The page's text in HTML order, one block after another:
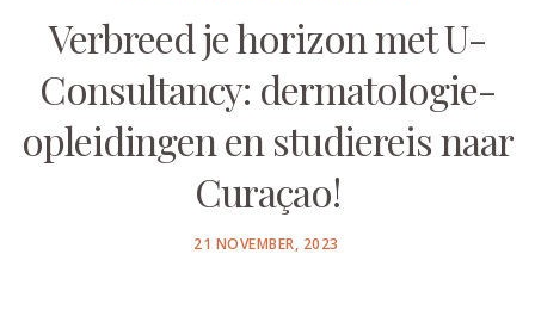
Verbreed je horizon met U-
Consultancy: dermatologie-
opleidingen en studiereis naar
Curaçao!
POSTED
21 NOVEMBER, 2023